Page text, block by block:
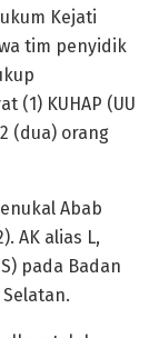
Kejati
tim penyidik
(1) KUHAP (UU
(dua) orang
Abab
AK alias L,
pada Badan